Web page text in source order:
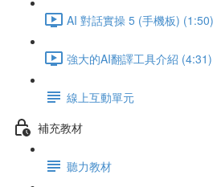
AI 對話實操 5 (手機板) (1:50)
強大的AI翻譯工具介紹 (4:31)
線上互動單元
補充教材
聽力教材